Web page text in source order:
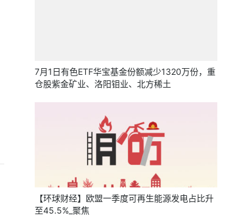
7月1日有色ETF华宝基金份额减少1320万份，重
仓股紫金矿业、洛阳钼业、北方稀土
【环球财经】欧盟一季度可再生能源发电占比升
至45.5%_聚焦